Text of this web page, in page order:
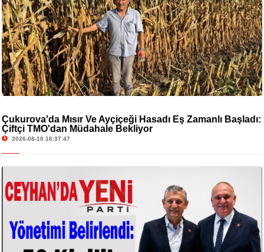
Çukurova'da Mısır Ve Ayçiçeği Hasadı Eş Zamanlı Başladı:
Çiftçi TMO'dan Müdahale Bekliyor
2026-08-10 16:37:47